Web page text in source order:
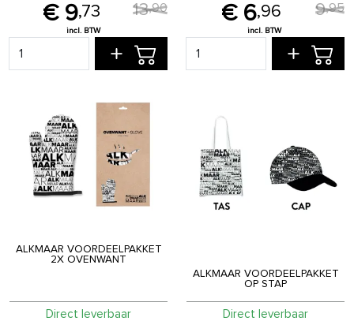
9,73 13,90 6,96 9,95
ALKMAAR VOORDEELPAKKET
2X OVENWANT
Direct leverbaar
ALKMAAR VOORDEELPAKKET
OP STAP
Direct leverbaar